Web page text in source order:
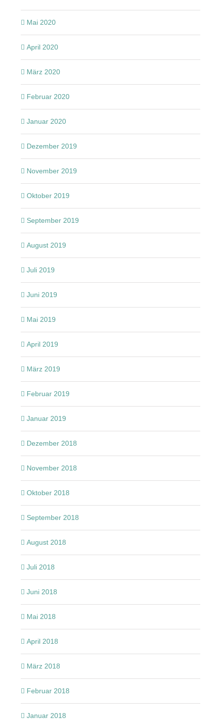
Mai 2020
April 2020
März 2020
Februar 2020
Januar 2020
Dezember 2019
November 2019
Oktober 2019
September 2019
August 2019
Juli 2019
Juni 2019
Mai 2019
April 2019
März 2019
Februar 2019
Januar 2019
Dezember 2018
November 2018
Oktober 2018
September 2018
August 2018
Juli 2018
Juni 2018
Mai 2018
April 2018
März 2018
Februar 2018
Januar 2018